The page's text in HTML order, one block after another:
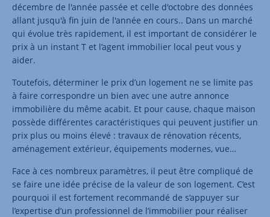
décembre de l'année passée et celle d'octobre des données
allant jusqu'à fin juin de l'année en cours.. Dans un marché
qui évolue très rapidement, il est important de considérer le
prix à un instant T et l’agent immobilier local peut vous y
aider.
Toutefois, déterminer le prix d’un logement ne se limite pas
à faire correspondre un bien avec une autre annonce
immobilière du même acabit. Et pour cause, chaque maison
possède différentes caractéristiques qui peuvent justifier un
prix plus ou moins élevé : travaux de rénovation récents,
aménagement extérieur, équipements modernes, vue…
Face à ces nombreux paramètres, il peut être compliqué de
se faire une idée précise de la valeur de son logement. C’est
pourquoi il est fortement recommandé de s’appuyer sur
l’expertise d’un professionnel de l’immobilier pour réaliser